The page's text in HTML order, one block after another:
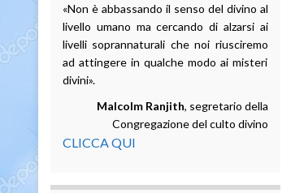
«Non è abbassando il senso del divino al
livello umano ma cercando di alzarsi ai
livelli soprannaturali che noi riusciremo
ad attingere in qualche modo ai misteri
divini».
Malcolm Ranjith, segretario della
Congregazione del culto divino
CLICCA QUI